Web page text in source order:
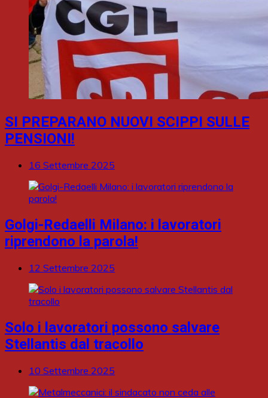
SI PREPARANO NUOVI SCIPPI SULLE
PENSIONI!
16 Settembre 2025
Golgi-Redaelli Milano: i lavoratori
riprendono la parola!
12 Settembre 2025
Solo i lavoratori possono salvare
Stellantis dal tracollo
10 Settembre 2025